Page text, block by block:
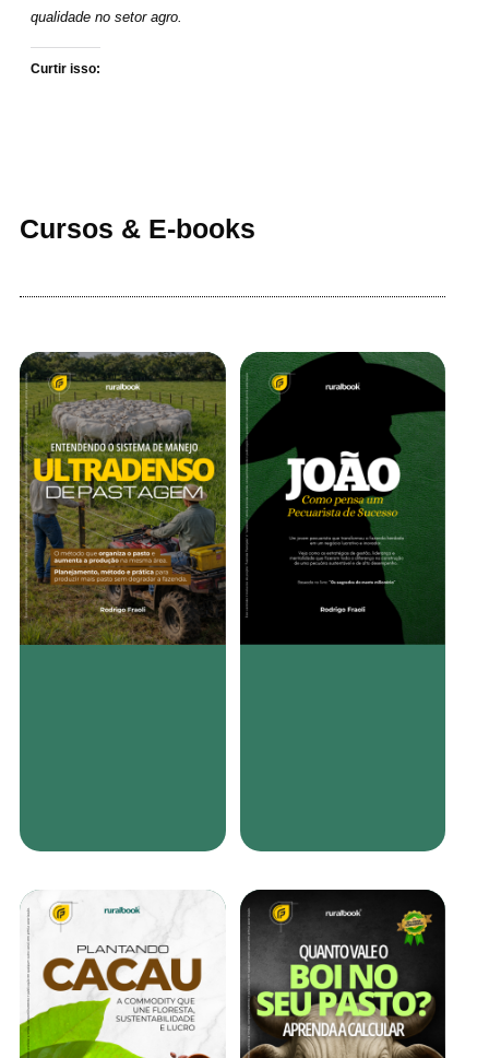
qualidade no setor agro.
Curtir isso:
Cursos & E-books